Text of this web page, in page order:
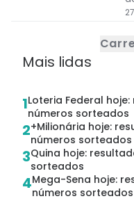
Mais lidas
1Loteria Federal
números sorteados
2+Milionária hoje:
números sorteados
3Quina hoje:
sorteados
4Mega-Sena hoje:
números sorteados